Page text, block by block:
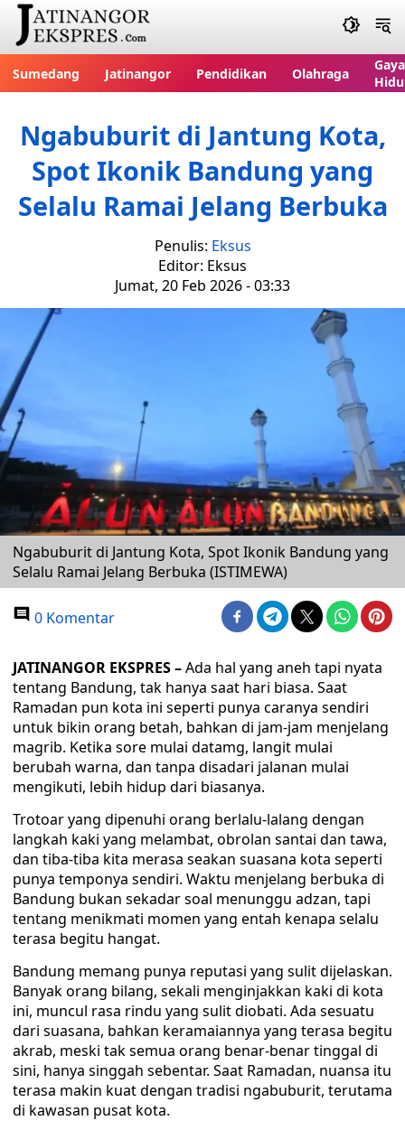
Sumedang Jatinangor Pendidikan Olahraga
Gaya
Ngabuburit di Jantung Kota,
Spot Ikonik Bandung yang
Selalu Ramai Jelang Berbuka
Penulis: Eksus
Editor: Eksus
Jumat, 20 Feb 2026 - 03:33
Ngabuburit di Jantung Kota, Spot Ikonik Bandung yang
Selalu Ramai Jelang Berbuka (ISTIMEWA)
0 Komentar
JATINANGOR EKSPRES –Ada hal yang aneh tapi nyata
tentang Bandung, tak hanya saat hari biasa. Saat
Ramadan pun kota ini seperti punya caranya sendiri
untuk bikin orang betah, bahkan di jam-jam menjelang
magrib. Ketika sore mulai datamg, langit mulai
berubah warna, dan tanpa disadari jalanan mulai
mengikuti, lebih hidup dari biasanya.
Trotoar yang dipenuhi orang berlalu-lalang dengan
langkah kaki yang melambat, obrolan santai dan tawa,
dan tiba-tiba kita merasa seakan suasana kota seperti
punya temponya sendiri. Waktu menjelang berbuka di
Bandung bukan sekadar soal menunggu adzan, tapi
tentang menikmati momen yang entah kenapa selalu
terasa begitu hangat.
Bandung memang punya reputasi yang sulit dijelaskan.
Banyak orang bilang, sekali menginjakkan kaki di kota
ini, muncul rasa rindu yang sulit diobati. Ada sesuatu
dari suasana, bahkan keramaiannya yang terasa begitu
akrab, meski tak semua orang benar-benar tinggal di
sini, hanya singgah sebentar. Saat Ramadan, nuansa itu
terasa makin kuat dengan tradisi ngabuburit, terutama
di kawasan pusat kota.